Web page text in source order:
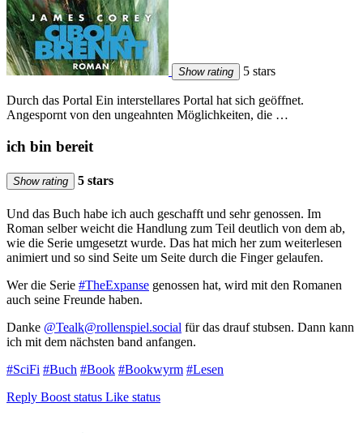
Show rating 5 stars
Durch das Portal Ein interstellares Portal hat sich geöffnet.
Angespornt von den ungeahnten Möglichkeiten, die …
ich bin bereit
Show rating 5 stars
Und das Buch habe ich auch geschafft und sehr genossen. Im
Roman selber weicht die Handlung zum Teil deutlich von dem ab,
wie die Serie umgesetzt wurde. Das hat mich her zum weiterlesen
animiert und so sind Seite um Seite durch die Finger gelaufen.
Wer die Serie #TheExpanse genossen hat, wird mit den Romanen
auch seine Freunde haben.
Danke @Tealk@rollenspiel.social für das drauf stubsen. Dann kann
ich mit dem nächsten band anfangen.
#SciFi #Buch #Book #Bookwyrm #Lesen
Reply Boost status Like status